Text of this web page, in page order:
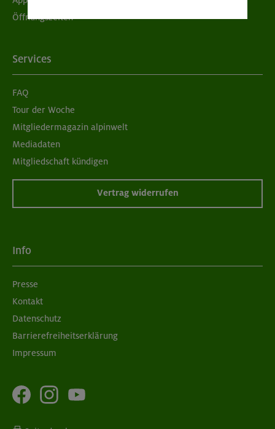
Öffnungszeiten
Services
FAQ
Tour der Woche
Mitgliedermagazin alpinwelt
Mediadaten
Mitgliedschaft kündigen
Vertrag widerrufen
Info
Presse
Kontakt
Datenschutz
Barrierefreiheitserklärung
Impressum